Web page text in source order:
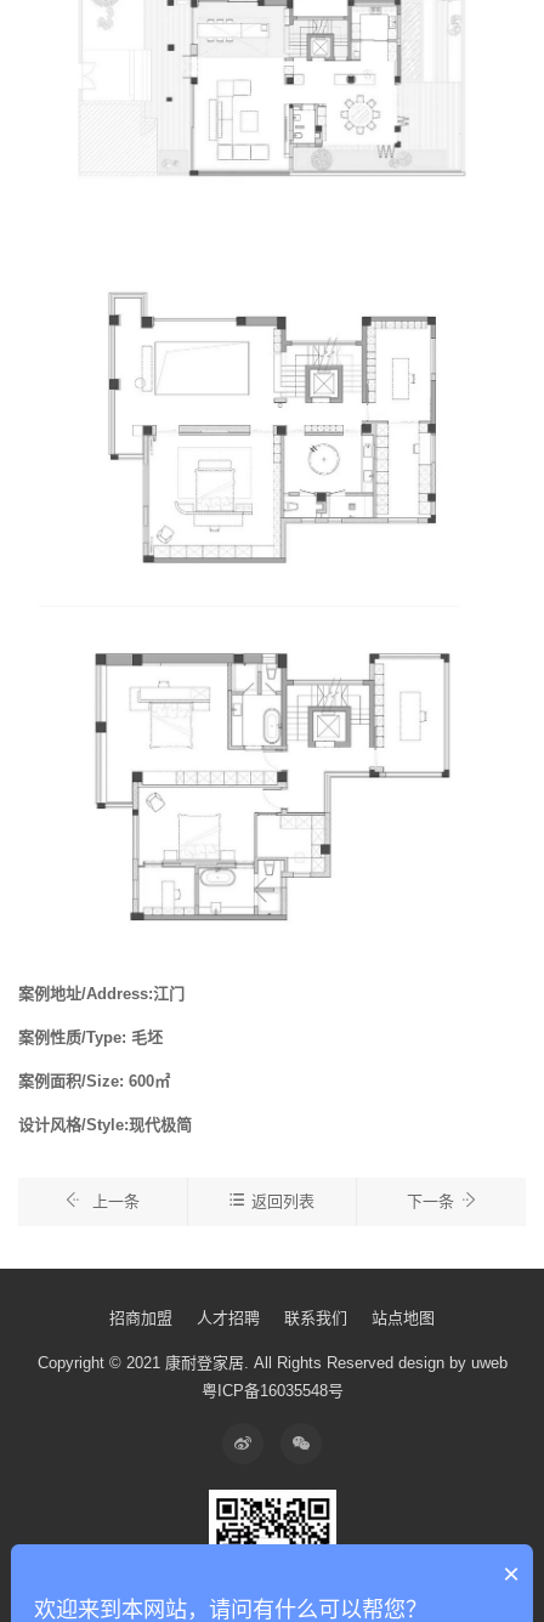
案例地址/Address:江门
案例性质/Type: 毛坯
案例面积/Size: 600㎡
设计风格/Style:现代极简
上一条 返回列表 下一条
招商加盟 人才招聘 联系我们 站点地图
Copyright © 2021 康耐登家居. All Rights Reserved design by uweb
粤ICP备16035548号
×
欢迎来到本网站，请问有什么可以帮您？